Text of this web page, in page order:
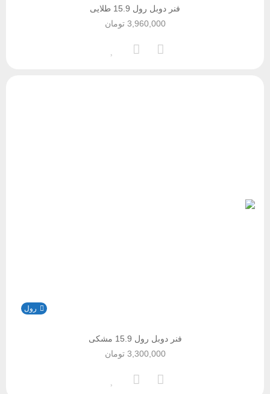
فنر دوبل رول 15.9 طلایی
تومان3,960,000
رول
فنر دوبل رول 15.9 مشکی
تومان3,300,000